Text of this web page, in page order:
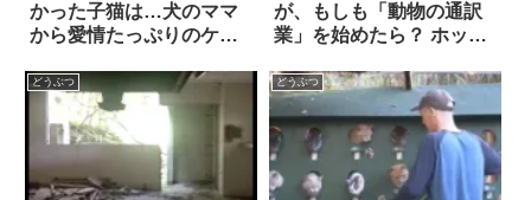
かった子猫は…犬のママ
から愛情たっぷりのケア
り生まれ変わった！
が、もしも「動物の通訳
業」を始めたら？ ホッコ
どうぶつ どうぶつ